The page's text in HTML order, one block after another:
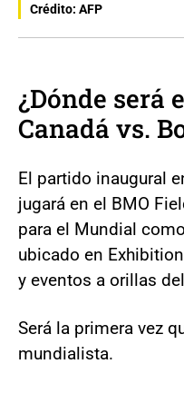
Crédito: AFP
¿Dónde será
Canadá vs.
El partido inaugural
jugará en el BMO
para el Mundial
ubicado en
y eventos a orillas
Será la primera vez
mundialista.